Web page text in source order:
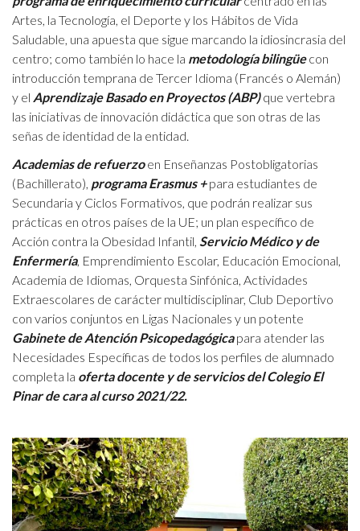
Artes, la Tecnología, el Deporte y los Hábitos de Vida
Saludable, una apuesta que sigue marcando la idiosincrasia del
centro; como también lo hace la metodología bilingüecon
introducción temprana de Tercer Idioma (Francés o Alemán)
y el Aprendizaje Basado en Proyectos (ABP)que vertebra
las iniciativas de innovación didáctica que son otras de las
señas de identidad de la entidad.
Academias de refuerzoen Enseñanzas Postobligatorias
(Bachillerato), programa Erasmus +para estudiantes de
Secundaria y Ciclos Formativos, que podrán realizar sus
prácticas en otros países de la UE; un plan específico de
Acción contra la Obesidad Infantil, Servicio Médico y de
Enfermería, Emprendimiento Escolar, Educación Emocional,
Academia de Idiomas, Orquesta Sinfónica, Actividades
Extraescolares de carácter multidisciplinar, Club Deportivo
con varios conjuntos en Ligas Nacionales y un potente
Gabinete de Atención Psicopedagógicapara atender las
Necesidades Específicas de todos los perfiles de alumnado
completa la oferta docente y de servicios del Colegio El
Pinar de cara al curso 2021/22.